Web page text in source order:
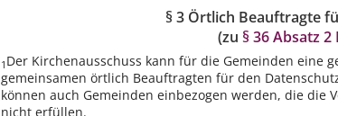
§ 3 Örtlich Beauftragte
(zu § 36 Absatz 2
1 Der Kirchenausschuss kann für die Gemeinden eine
gemeinsamen örtlich Beauftragten für den
können auch Gemeinden einbezogen werden, die die
nicht erfüllen.